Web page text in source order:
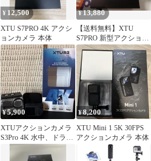
¥ 12,500
XTU S7PRO 4K アクシ
ョンカメラ 本体
¥13,880
【送料無料】XTU
S7PRO 新型アクション
カメラ 4K50fps
¥5,900
XTUアクションカメラ
S3Pro 4K 水中、ドラレ
¥8,200
XTU Mini 1 5K 30FPS
アクションカメラ 本体